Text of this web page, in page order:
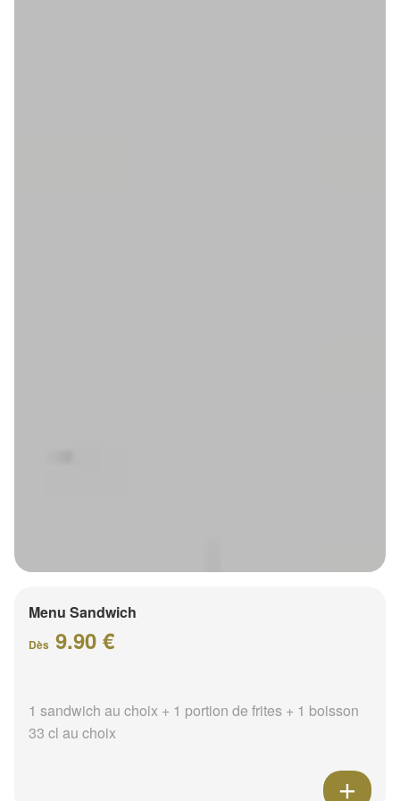
Menu Sandwich
Dès 9.90 €
1 sandwich au choix + 1 portion de frites + 1 boisson
33 cl au choix